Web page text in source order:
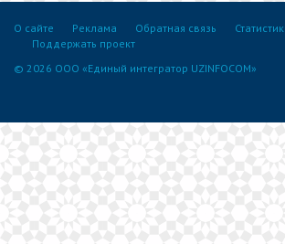
О сайте Реклама Обратная связь
Поддержать проект
© 2026 ООО «Единый интегратор UZINFOCOM»